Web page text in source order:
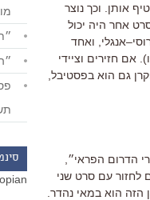
אותן
וכך נוצר
אחר היה יכול
–אנגלי
ואחד
). אם חזירים וציידי
גם הוא בפסטיבל
הדרום הפראי״
לחזור עם סרט שני
הזה הוא במאי נהדר